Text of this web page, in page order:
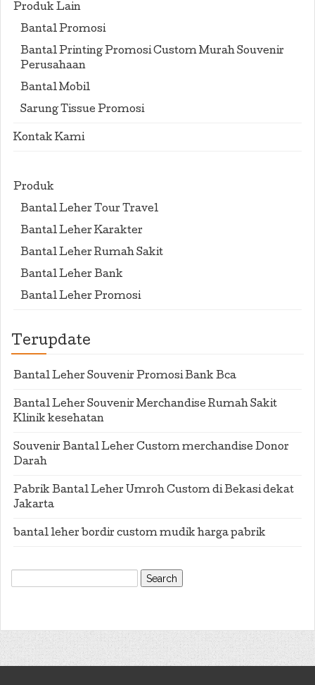
Produk Lain
Bantal Promosi
Bantal Printing Promosi Custom Murah Souvenir
Perusahaan
Bantal Mobil
Sarung Tissue Promosi
Kontak Kami
Produk
Bantal Leher Tour Travel
Bantal Leher Karakter
Bantal Leher Rumah Sakit
Bantal Leher Bank
Bantal Leher Promosi
Terupdate
Bantal Leher Souvenir Promosi Bank Bca
Bantal Leher Souvenir Merchandise Rumah Sakit
Klinik kesehatan
Souvenir Bantal Leher Custom merchandise Donor
Darah
Pabrik Bantal Leher Umroh Custom di Bekasi dekat
Jakarta
bantal leher bordir custom mudik harga pabrik
Search
for: